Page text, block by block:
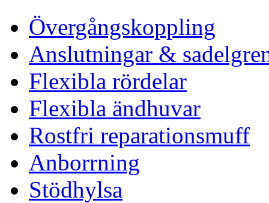
Övergångskoppling
Anslutningar &
Flexibla rördelar
Flexibla ändhuvar
Rostfri reparationsmuff
Anborrning
Stödhylsa